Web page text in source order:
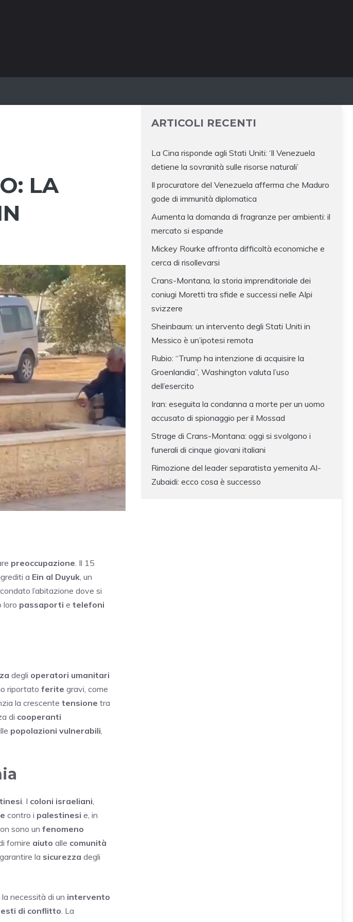
LA
preoccupazione. Il 15
a Ein al Duyuk, un
l’abitazione dove si
loro passaporti e telefoni
degli operatori umanitari
riportato ferite gravi, come
la crescente tensione tra
di cooperanti
popolazioni vulnerabili,
. I coloni israeliani,
contro i palestinesi e, in
sono un fenomeno
fornire aiuto alle comunità
la sicurezza degli
necessità di un intervento
di conflitto. La
ARTICOLI RECENTI
La Cina risponde agli Stati Uniti: ‘Il Venezuela
detiene la sovranità sulle risorse naturali’
Il procuratore del Venezuela afferma che Maduro
gode di immunità diplomatica
Aumenta la domanda di fragranze per ambienti: il
mercato si espande
Mickey Rourke affronta difficoltà economiche e
cerca di risollevarsi
Crans-Montana, la storia imprenditoriale dei
coniugi Moretti tra sfide e successi nelle Alpi
svizzere
Sheinbaum: un intervento degli Stati Uniti in
Messico è un’ipotesi remota
Rubio: “Trump ha intenzione di acquisire la
Groenlandia”, Washington valuta l’uso
dell’esercito
Iran: eseguita la condanna a morte per un uomo
accusato di spionaggio per il Mossad
Strage di Crans-Montana: oggi si svolgono i
funerali di cinque giovani italiani
Rimozione del leader separatista yemenita Al-
Zubaidi: ecco cosa è successo